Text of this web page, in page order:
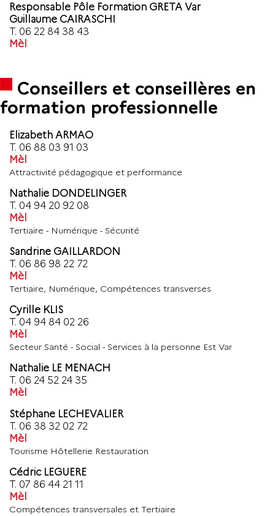
Responsable Pôle Formation GRETA Var
Guillaume CAIRASCHI
T. 06 22 84 38 43
Mèl
Conseillers et conseillères en
formation professionnelle
Elizabeth ARMAO
T. 06 88 03 91 03
Mèl
Attractivité pédagogique et performance
Nathalie DONDELINGER
T. 04 94 20 92 08
Mèl
Tertiaire - Numérique - Sécurité
Sandrine GAILLARDON
T. 06 86 98 22 72
Mèl
Tertiaire, Numérique, Compétences transverses
Cyrille KLIS
T. 04 94 84 02 26
Mèl
Secteur Santé - Social - Services à la personne Est Var
Nathalie LE MENACH
T. 06 24 52 24 35
Mèl
Stéphane LECHEVALIER
T. 06 38 32 02 72
Mèl
Tourisme Hôtellerie Restauration
Cédric LEGUERE
T. 07 86 44 21 11
Mèl
Compétences transversales et Tertiaire